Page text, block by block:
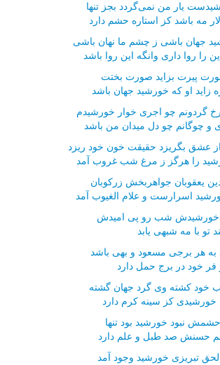
یار من نمی‌گردد بجز تنها
مه باشد كز استاره حشم دارد
جهان باشی ز چشم ما نهان باشی
را روا داری وانگه این روا باشد
پیرت بزاید صورت بختت
زاید او كه خورشید جهان باشد
گردونم چو اجری خوار خورشیدم
و چوگانم چو دل میدان من باشد
عشق بگریزد حقیقت خون خود ریزد
را هرگز ز مرغ شب غروب آمد
یعقوبان جواهربخش زركوبان
اسرارست و علام الغیوب آمد
خورشیدش شب رو پی امیدش
تو با مه شبهی یابد
به هر برجی مسعود و بهی باشد
فر خود در برج حمل دارد
خود كشته وی گرد جهان گشته
خورشیدی كز سینه كرم دارد
نبود خورشید بود تنها
حسنش صد طبل و علم دارد
تبریزی خورشید وجود آمد